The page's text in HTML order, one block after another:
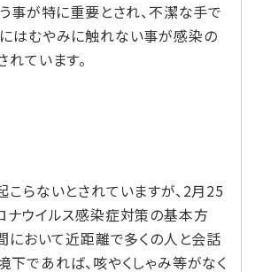
事が特に重要とされ、不潔な手で
はむやみに触れない事が感染の
ています。
こらないとされていますが、2月25
ナウイルス感染症対策の基本方
において近距離で多くの人と会話
下であれば、咳やくしゃみ等がなく